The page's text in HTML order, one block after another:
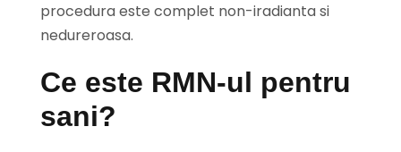
procedura este complet non-iradianta si
nedureroasa.
Ce este RMN-ul pentru
sani?